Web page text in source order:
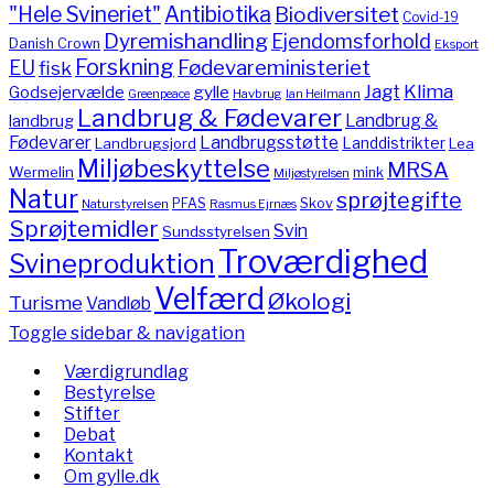
"Hele Svineriet" Antibiotika Biodiversitet Covid-19
Danish Crown Dyremishandling Ejendomsforhold Eksport
EUfisk Forskning Fødevareministeriet
Godsejervælde Greenpeace gylle Havbrug Ian Heilmann Jagt Klima
landbrug Landbrug & Fødevarer Landbrug &
FødevarerLandbrugsjord Landbrugsstøtte LanddistrikterLea
Wermelin Miljøbeskyttelse Miljøstyrelsen mink MRSA
Natur Naturstyrelsen PFAS Rasmus Ejrnæs Skov sprøjtegifte
Sprøjtemidler Sundsstyrelsen Svin
Svineproduktion Troværdighed
TurismeVandløb Velfærd Økologi
Toggle sidebar & navigation
Værdigrundlag
Bestyrelse
Stifter
Debat
Kontakt
Om gylle.dk